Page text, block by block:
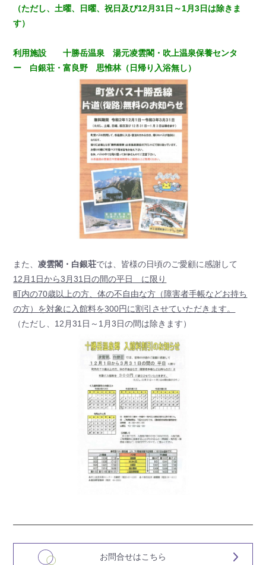
（ただし、土曜、日曜、祝日及び12月31日～1月3日は除きま
す）
利用施設 十勝岳温泉 湯元凌雲閣・吹上温泉保養センタ
ー 白銀荘・富良野 思惟林（日帰り入浴無し）
また、凌雲閣・白銀荘では、皆様の日頃のご愛顧に感謝して
12月1日から3月31日の間の平日 に限り
町内の70歳以上の方、体の不自由な方（障害者手帳などお持ち
の方）を対象に入館料を300円に割引させていただきます。
（ただし、12月31日～1月3日の間は除きます）
お問合せはこちら